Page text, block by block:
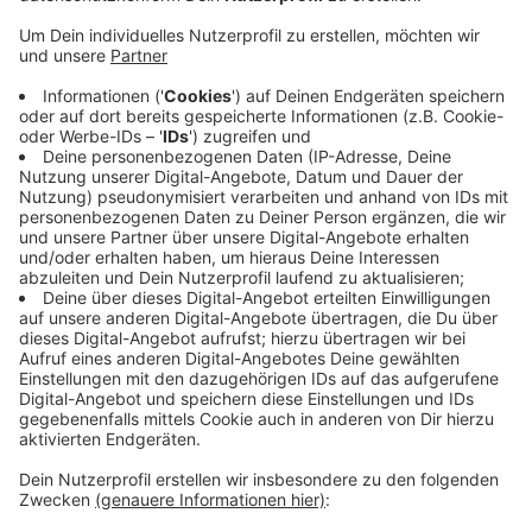
nach Köln.
Veröffentlicht:Freitag, 10.12.2021 06:22
Anzeige
Über 3.000 Leverkusener arbeiten außerdem in
Düsseldorf - viele auch in Langenfeld, Bergisch
Gladbach und Monheim. Andersherum pendeln sogar
nochmal mehr Menschen für ihren Job zu uns in die
Stadt: 2020 waren es über 42.000 Pendler. Insgesamt
sind die Pendlerströme leicht zurückgegangen –
vermutlich durch coronabedingtes Homeoffice.
Anzeige